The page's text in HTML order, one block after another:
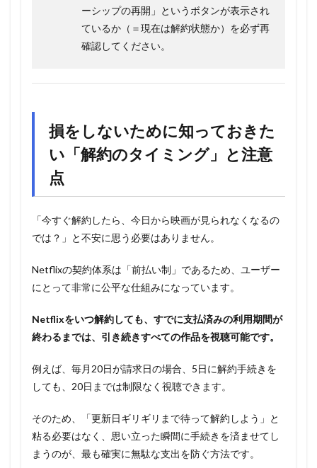
ーシップの再開」というボタンが表示され
ているか（＝現在は解約状態か）を必ず再
確認してください。
損をしないために知っておきた
い「解約のタイミング」と注意
点
「今すぐ解約したら、今日から映画が見られなくなるの
では？」と不安に思う必要はありません。
Netflixの契約体系は「前払い制」であるため、ユーザー
にとって非常に公平な仕組みになっています。
Netflixをいつ解約しても、すでに支払済みの利用期間が
終わるまでは、引き続きすべての作品を視聴可能です。
例えば、毎月20日が請求日の場合、5日に解約手続きを
しても、20日までは制限なく視聴できます。
そのため、「更新日ギリギリまで待って解約しよう」と
粘る必要はなく、思い立った瞬間に手続きを済ませてし
まうのが、最も確実に無駄な支出を防ぐ方法です。